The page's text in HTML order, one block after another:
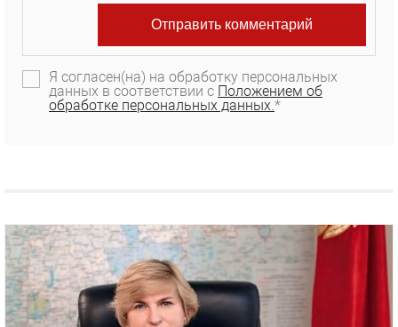
Я согласен(на) на обработку персональных
данных в соответствии с Положением об
обработке персональных данных.*